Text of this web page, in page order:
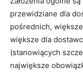
przewidziane dla
pośrednich,
większe dla
(stanowiących
największe